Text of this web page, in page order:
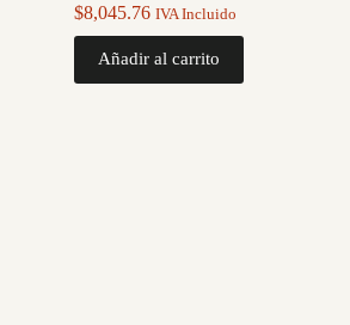
$8,045.76 IVA Incluido
Añadir al carrito